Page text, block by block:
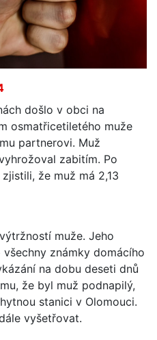
došlo v obci na
osmatřicetiletého muže
partnerovi. Muž
zabitím. Po
že muž má 2,13
muže. Jeho
známky domácího
na dobu deseti dnů
že byl muž podnapilý,
stanici v Olomouci.
vyšetřovat.